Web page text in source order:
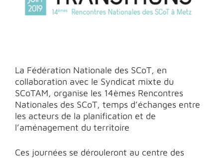
La Fédération Nationale des SCoT, en
collaboration avec le Syndicat mixte du
SCoTAM, organise les 14èmes Rencontres
Nationales des SCoT, temps d’échanges entre
les acteurs de la planification et de
l’aménagement du territoire
Ces journées se dérouleront au centre des